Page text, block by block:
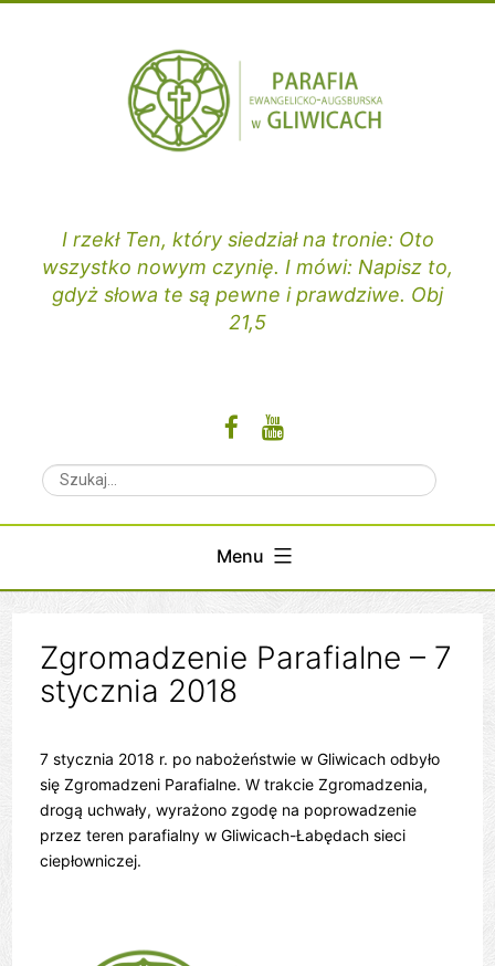
I rzekł Ten, który siedział na tronie: Oto
wszystko nowym czynię. I mówi: Napisz to,
gdyż słowa te są pewne i prawdziwe. Obj
21,5
Menu
Zgromadzenie Parafialne – 7
stycznia 2018
7 stycznia 2018 r. po nabożeństwie w Gliwicach odbyło
się Zgromadzeni Parafialne. W trakcie Zgromadzenia,
drogą uchwały, wyrażono zgodę na poprowadzenie
przez teren parafialny w Gliwicach-Łabędach sieci
ciepłowniczej.